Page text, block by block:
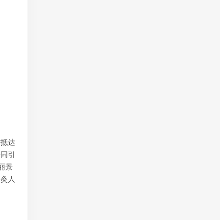
达
引
景
人